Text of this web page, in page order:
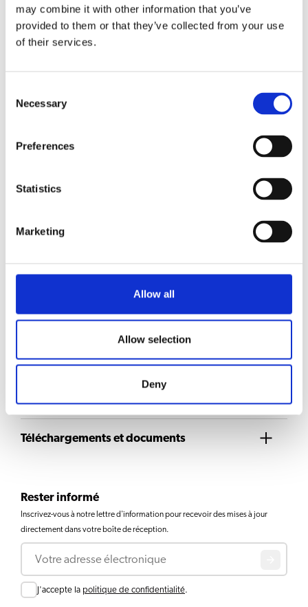
may combine it with other information that you’ve
provided to them or that they’ve collected from your use
of their services.
Selection
Necessary
Preferences
Statistics
Marketing
Allow all
Allow selection
Deny
Bouteille intérieure en verre trempé
Coque extérieure synthétique rouge
Durée de maintien en température = env. 8h
Airpot Furento verre/inox
Voir le produit
Airpot Furento tout inox Rouge
coque extérieure en inox
métallisé. Bouteille intérieure et
Téléchargements et documents
Rester informé
Inscrivez-vous à notre lettre d'information pour recevoir des mises à jour
directement dans votre boîte de réception.
Courriel
Consent
J'accepte la politique de confidentialité.